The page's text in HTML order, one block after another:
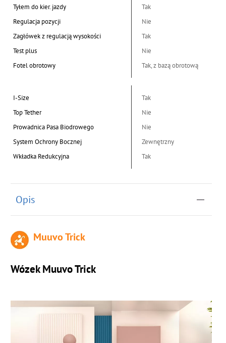
Tyłem do kier. jazdy
Tak
Regulacja pozycji
Nie
Zagłówek z regulacją wysokości
Tak
Test plus
Nie
Fotel obrotowy
Tak, z bazą obrotową
I-Size
Tak
Top Tether
Nie
Prowadnica Pasa Biodrowego
Nie
System Ochrony Bocznej
Zewnętrzny
Wkładka Redukcyjna
Tak
Opis
Muuvo Trick
Wózek Muuvo Trick